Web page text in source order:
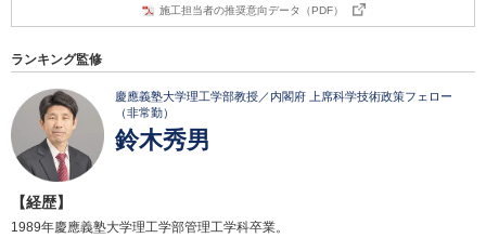
施工担当者の推奨意向データ（PDF）
ランキング監修
慶應義塾大学理工学部教授／内閣府 上席科学技術政策フェロー
（非常勤）
鈴木秀男
【経歴】
1989年慶應義塾大学理工学部管理工学科卒業。